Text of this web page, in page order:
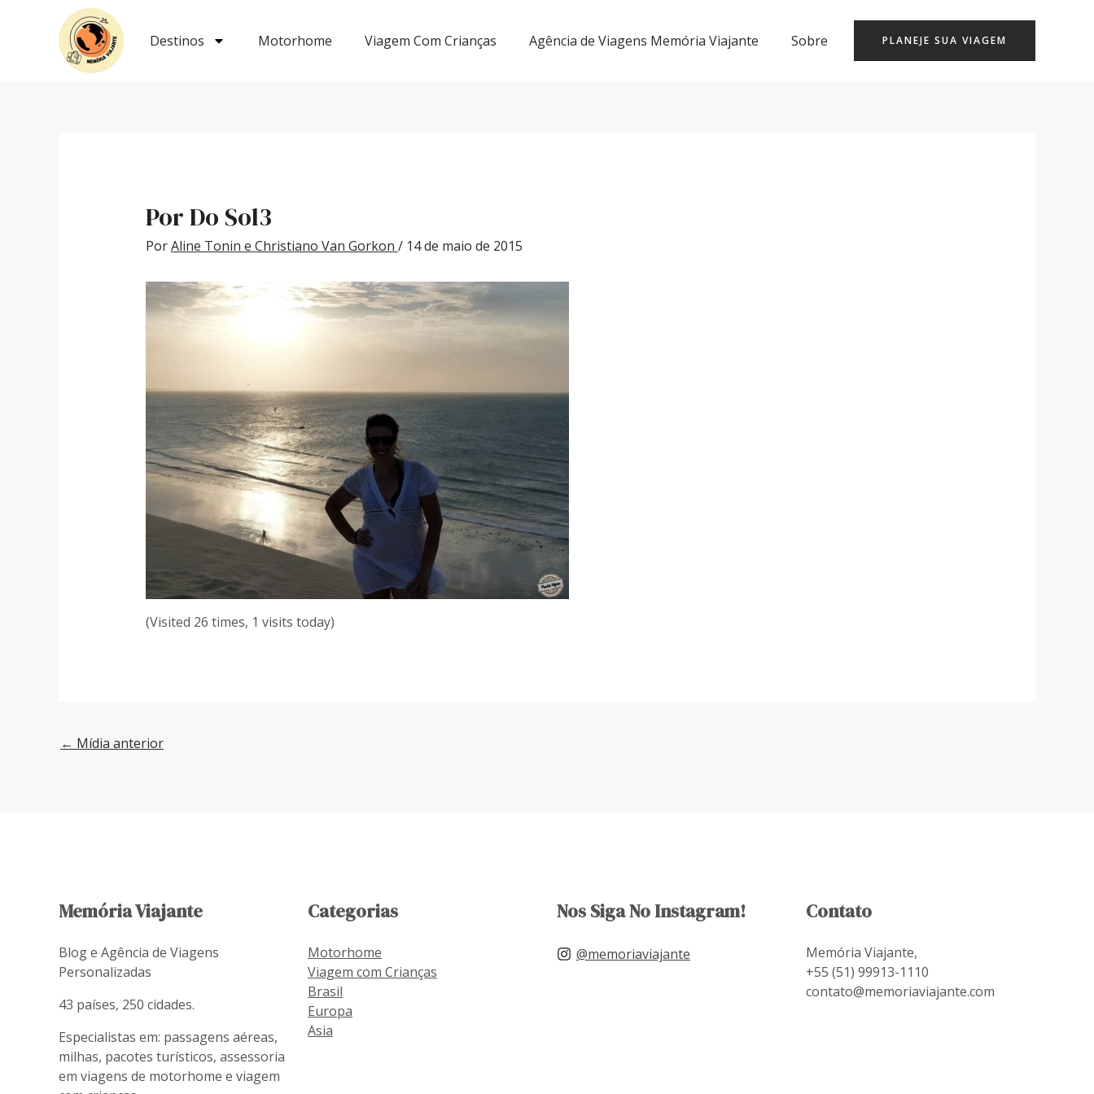
Destinos Motorhome Viagem Com Crianças Agência de Viagens Memória Viajante Sobre PLANEJE SUA VIAGEM
Por Do Sol3
PorAline Tonin e Christiano Van Gorkon / 14 de maio de 2015
(Visited 26 times, 1 visits today)
Post
navigation
← Mídia anterior
Memória Viajante
Blog e Agência de Viagens
Personalizadas
43 países, 250 cidades.
Especialistas em: passagens aéreas,
milhas, pacotes turísticos, assessoria
em viagens de motorhome e viagem
Categorias
Motorhome
Viagem com Crianças
Brasil
Europa
Asia
Nos Siga No Instagram!
@memoriaviajante
Contato
Memória Viajante,
+55 (51) 99913-1110
contato@memoriaviajante.com